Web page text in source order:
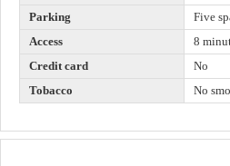
Parking
Five
Access
8
Credit card
No
Tobacco
No